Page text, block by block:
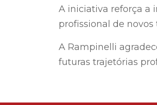
A iniciativa reforça a
profissional de
A Rampinelli
futuras trajetórias